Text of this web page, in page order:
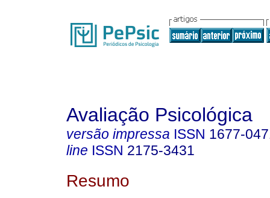
Avaliação Psicológica
versão impressa ISSN 1677-
line ISSN 2175-3431
Resumo